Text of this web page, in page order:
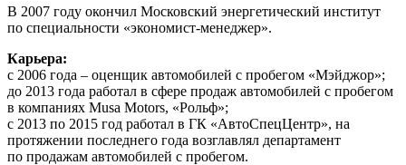
В 2007 году окончил Московский энергетический институт
по специальности «экономист-менеджер».
Карьера:
с 2006 года – оценщик автомобилей с пробегом «Мэйджор»;
до 2013 года работал в сфере продаж автомобилей с пробегом
в компаниях Musa Motors, «Рольф»;
с 2013 по 2015 год работал в ГК «АвтоСпецЦентр», на
протяжении последнего года возглавлял департамент
по продажам автомобилей с пробегом.